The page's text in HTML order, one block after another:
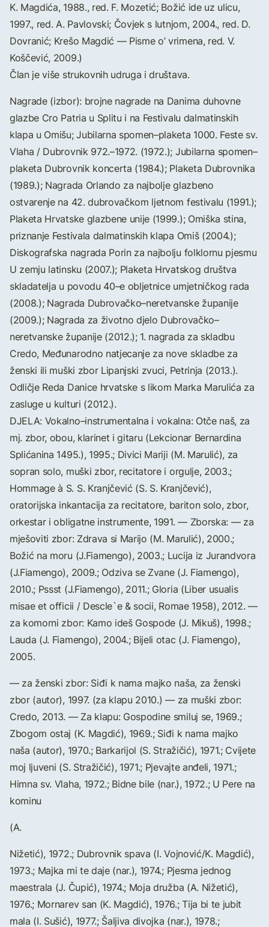
K. Magdića, 1988., red. F. Mozetić; Božić ide uz ulicu,
1997., red. A. Pavlovski; Čovjek s lutnjom, 2004., red. D.
Dovranić; Krešo Magdić — Pisme o’ vrimena, red. V.
Koščević, 2009.)
Član je više strukovnih udruga i društava.
Nagrade (izbor): brojne nagrade na Danima duhovne
glazbe Cro Patria u Splitu i na Festivalu dalmatinskih
klapa u Omišu; Jubilarna spomen–plaketa 1000. Feste sv.
Vlaha / Dubrovnik 972.–1972. (1972.); Jubilarna spomen–
plaketa Dubrovnik koncerta (1984.); Plaketa Dubrovnika
(1989.); Nagrada Orlando za najbolje glazbeno
ostvarenje na 42. dubrovačkom ljetnom festivalu (1991.);
Plaketa Hrvatske glazbene unije (1999.); Omiška stina,
priznanje Festivala dalmatinskih klapa Omiš (2004.);
Diskografska nagrada Porin za najbolju folklornu pjesmu
U zemju latinsku (2007.); Plaketa Hrvatskog društva
skladatelja u povodu 40–e obljetnice umjetničkog rada
(2008.); Nagrada Dubrovačko–neretvanske županije
(2009.); Nagrada za životno djelo Dubrovačko–
neretvanske županije (2012.); 1. nagrada za skladbu
Credo, Međunarodno natjecanje za nove skladbe za
ženski ili muški zbor Lipanjski zvuci, Petrinja (2013.).
Odličje Reda Danice hrvatske s likom Marka Marulića za
zasluge u kulturi (2012.).
DJELA: Vokalno–instrumentalna i vokalna: Otče naš, za
mj. zbor, obou, klarinet i gitaru (Lekcionar Bernardina
Splićanina 1495.), 1995.; Divici Mariji (M. Marulić), za
sopran solo, muški zbor, recitatore i orgulje, 2003.;
Hommage à S. S. Kranjčević (S. S. Kranjčević),
oratorijska inkantacija za recitatore, bariton solo, zbor,
orkestar i obligatne instrumente, 1991. — Zborska: — za
mješoviti zbor: Zdrava si Marijo (M. Marulić), 2000.;
Božić na moru (J.Fiamengo), 2003.; Lucija iz Jurandvora
(J.Fiamengo), 2009.; Odziva se Zvane (J. Fiamengo),
2010.; Pssst (J.Fiamengo), 2011.; Gloria (Liber usualis
misae et officii / Descle`e & socii, Romae 1958), 2012. —
za komorni zbor: Kamo ideš Gospode (J. Mikuš), 1998.;
Lauda (J. Fiamengo), 2004.; Bijeli otac (J. Fiamengo),
2005.
— za ženski zbor: Siđi k nama majko naša, za ženski
zbor (autor), 1997. (za klapu 2010.) — za muški zbor:
Credo, 2013. — Za klapu: Gospodine smiluj se, 1969.;
Zbogom ostaj (K. Magdić), 1969.; Siđi k nama majko
naša (autor), 1970.; Barkarijol (S. Stražičić), 1971.; Cvijete
moj ljuveni (S. Stražičić), 1971.; Pjevajte anđeli, 1971.;
Himna sv. Vlaha, 1972.; Bidne bile (nar.), 1972.; U Pere na
kominu
(A.
Nižetić), 1972.; Dubrovnik spava (I. Vojnović/K. Magdić),
1973.; Majka mi te daje (nar.), 1974.; Pjesma jednog
maestrala (J. Čupić), 1974.; Moja družba (A. Nižetić),
1976.; Mornarev san (K. Magdić), 1976.; Tija bi te jubit
mala (I. Sušić), 1977.; Šaljiva divojka (nar.), 1978.;